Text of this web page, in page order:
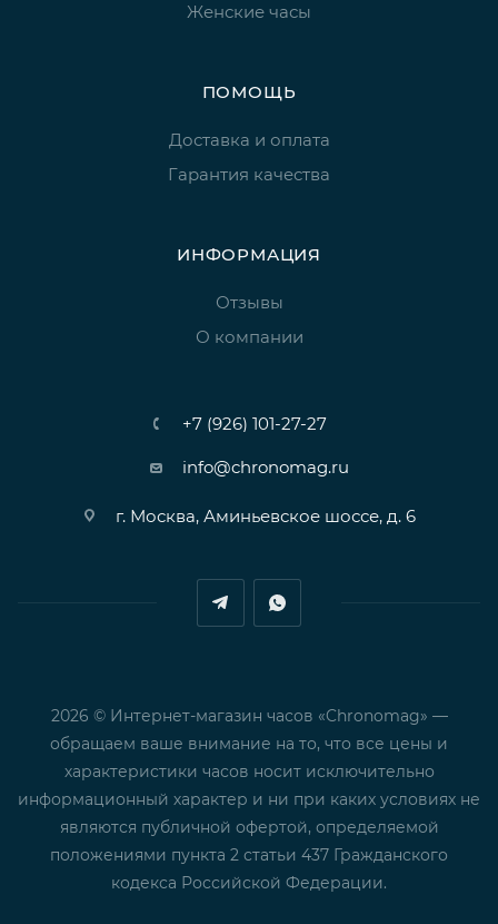
Женские часы
ПОМОЩЬ
Доставка и оплата
Гарантия качества
ИНФОРМАЦИЯ
Отзывы
О компании
+7 (926) 101-27-27
info@chronomag.ru
г. Москва, Аминьевское шоссе, д. 6
2026 © Интернет-магазин часов «Chronomag» —
обращаем ваше внимание на то, что все цены и
характеристики часов носит исключительно
информационный характер и ни при каких условиях не
являются публичной офертой, определяемой
положениями пункта 2 статьи 437 Гражданского
кодекса Российской Федерации.